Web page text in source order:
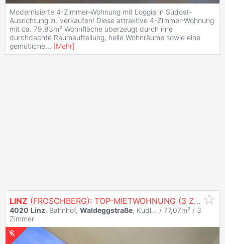
Modernisierte 4-Zimmer-Wohnung mit Loggia in Südost-
Ausrichtung zu verkaufen! Diese attraktive 4-Zimmer-Wohnung
mit ca. 79,83m² Wohnfläche überzeugt durch ihre
durchdachte Raumaufteilung, helle Wohnräume sowie eine
gemütliche... [Mehr]
LINZ (FROSCHBERG): TOP-MIETWOHNUNG (3 Zimmer) ca. 77,07 m² WNFL. - XL Balkon/Loggia ca. 18,27m²
4020 Linz, Bahnhof, Waldeggstraße, Kudl... / 77,07m² / 3
Zimmer